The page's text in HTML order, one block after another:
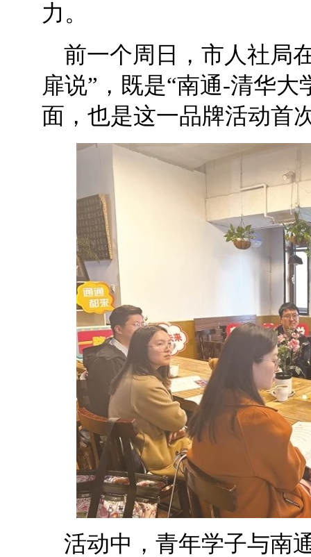
力。
前一个周日，市人社局
扉说”，既是“南通-清华
面，也是这一品牌活动首
活动中，青年学子与南